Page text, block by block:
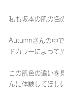
私も坂本の肌の色
Autumnさんの中
ドカラーによって
この肌色の違いを
んに体験してほし